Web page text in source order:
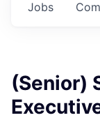
Jobs
(Senior)